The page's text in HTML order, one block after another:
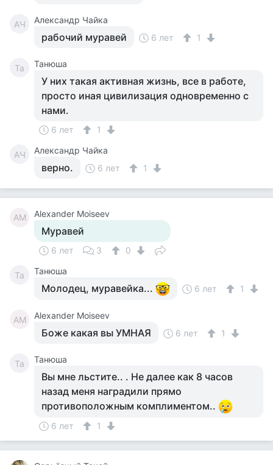
АЧ Александр Чайка
рабочий муравей 6 лет 1
Та Танюша
У них такая активная жизнь, все в работе,
просто иная цивилизация одновременно с
нами.
6 лет 1
АЧ Александр Чайка
верно. 6 лет 1
AM Alexander Moiseev
Муравей
6 лет 3 0
Та Танюша
Молодец, муравейка... 6 лет 1
AM Alexander Moiseev
Боже какая вы УМНАЯ 6 лет 1
Та Танюша
Вы мне льстите.. . Не далее как 8 часов
назад меня наградили прямо
противоположным комплиментом..
6 лет 1